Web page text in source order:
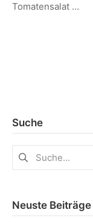
Tomatensalat …
Suche
Neuste Beiträge